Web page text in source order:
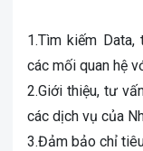
1.Tìm kiếm
các mối quan hệ
2.Giới thiệu, tư
các dịch vụ của
3.Đảm bảo chỉ